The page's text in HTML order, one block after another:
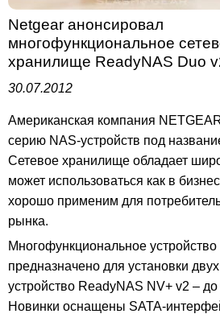
Netgear анонсировал
многофункциональное
хранилище ReadyNAS Duo
30.07.2012
Американская компания
серию NAS-устройств под
Сетевое хранилище обладает
может использоваться как в
хорошо применим для
рынка.
Многофункциональное
предназначено для установки
устройство ReadyNAS NV+ v2 –
Новинки оснащены SATA-